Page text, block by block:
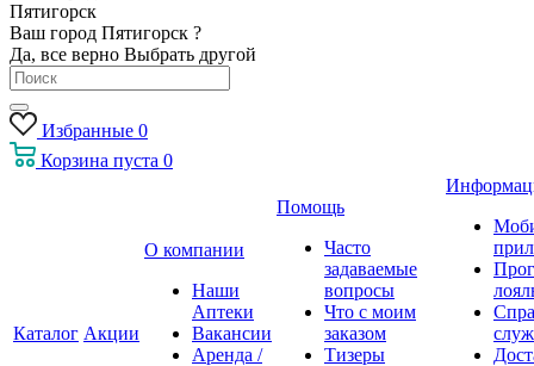
Пятигорск
Ваш город Пятигорск ?
Да, все верно Выбрать другой
Избранные 0
Корзина пуста 0
Каталог Акции
О компании
Наши
Аптеки
Вакансии
Аренда /
Помощь
Часто
задаваемые
вопросы
Что с моим
заказом
Тизеры